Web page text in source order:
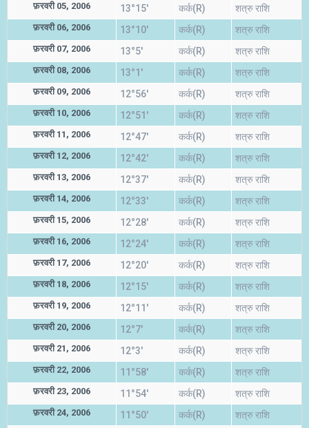
फ़रवरी 05, 2006 13°15' कर्क(R) शत्रु राशि
फ़रवरी 06, 2006 13°10' कर्क(R) शत्रु राशि
फ़रवरी 07, 2006 13°5' कर्क(R) शत्रु राशि
फ़रवरी 08, 2006 13°1' कर्क(R) शत्रु राशि
फ़रवरी 09, 2006 12°56' कर्क(R) शत्रु राशि
फ़रवरी 10, 2006 12°51' कर्क(R) शत्रु राशि
फ़रवरी 11, 2006 12°47' कर्क(R) शत्रु राशि
फ़रवरी 12, 2006 12°42' कर्क(R) शत्रु राशि
फ़रवरी 13, 2006 12°37' कर्क(R) शत्रु राशि
फ़रवरी 14, 2006 12°33' कर्क(R) शत्रु राशि
फ़रवरी 15, 2006 12°28' कर्क(R) शत्रु राशि
फ़रवरी 16, 2006 12°24' कर्क(R) शत्रु राशि
फ़रवरी 17, 2006 12°20' कर्क(R) शत्रु राशि
फ़रवरी 18, 2006 12°15' कर्क(R) शत्रु राशि
फ़रवरी 19, 2006 12°11' कर्क(R) शत्रु राशि
फ़रवरी 20, 2006 12°7' कर्क(R) शत्रु राशि
फ़रवरी 21, 2006 12°3' कर्क(R) शत्रु राशि
फ़रवरी 22, 2006 11°58' कर्क(R) शत्रु राशि
फ़रवरी 23, 2006 11°54' कर्क(R) शत्रु राशि
फ़रवरी 24, 2006 11°50' कर्क(R) शत्रु राशि